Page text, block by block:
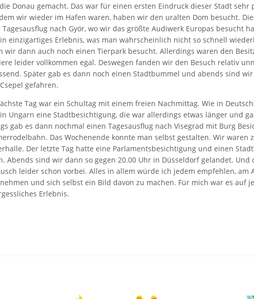
Donau gemacht. Das war für einen ersten Eindruck dieser Stadt sehr
wir wieder im Hafen waren, haben wir den uralten Dom besucht.
Tagesausflug nach Györ, wo wir das größte Audiwerk Europas besucht
einzigartiges Erlebnis, was man wahrscheinlich nicht so schnell
wir dann auch noch einen Tierpark besucht. Allerdings waren den
leider vollkommen egal. Deswegen fanden wir den Besuch relativ
Später gab es dann noch einen Stadtbummel und abends sind
gefahren.
Tag war ein Schultag mit einem freien Nachmittag. Wie in
Ungarn eine Stadtbesichtigung, die war allerdings etwas länger und
gab es dann nochmal einen Tagesausflug nach Visegrad mit Burg
Das Wochenende konnte man selbst gestalten. Wir waren
Der letzte Tag hatte eine Parlamentsbesichtigung und einen
Abends sind wir dann so gegen 20.00 Uhr in Düsseldorf gelandet. Und
leider schon vorbei. Alles in allem würde ich jedem empfehlen, am
und sich selbst ein Bild davon zu machen. Für mich war es auf
Erlebnis.